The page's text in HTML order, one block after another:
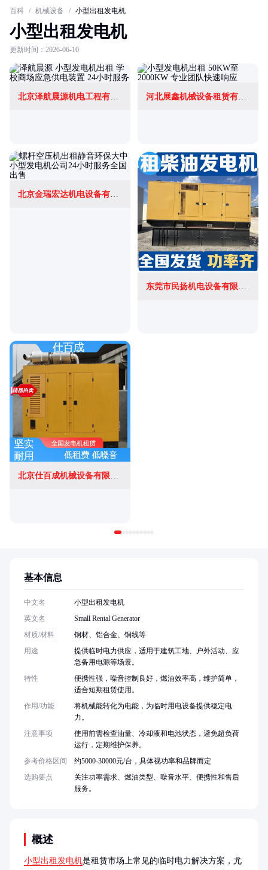
百科 / 机械设备 / 小型出租发电机
小型出租发电机
更新时间：2026-06-10
北京泽航晨源机电工程有限公司 河北展鑫机械设备租赁有限公司
北京仕百成机械设备有限公司
概述
小型出租发电机是租赁市场上常见的临时电力解决方案，尤
基本信息
中文名
小型出租发电机
英文名
Small Rental Generator
材质/材料
钢材、铝合金、铜线等
用途
提供临时电力供应，适用于建筑工地、户外活动、应
急备用电源等场景。
特性
便携性强，噪音控制良好，燃油效率高，维护简单，
适合短期租赁使用。
作用/功能
将机械能转化为电能，为临时用电设备提供稳定电
力。
注意事项
使用前需检查油量、冷却液和电池状态，避免超负荷
运行，定期维护保养。
参考价格区间
约5000-30000元/台，具体视功率和品牌而定
选购要点
关注功率需求、燃油类型、噪音水平、便携性和售后
服务。